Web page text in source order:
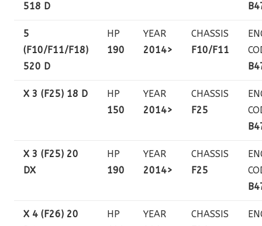
518 D
5
(F10/F11/F18)
520 D
HP
190
YEAR
2014>
CHASSIS
F10/F11
X 3 (F25) 18 D
HP
150
YEAR
2014>
CHASSIS
F25
X 3 (F25) 20
DX
HP
190
YEAR
2014>
CHASSIS
F25
X 4 (F26) 20
HP
YEAR
CHASSIS